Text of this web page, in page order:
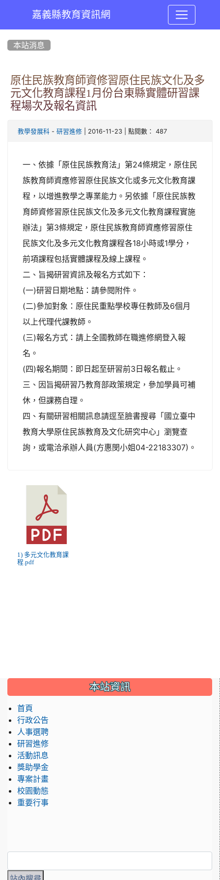
嘉義縣教育資訊網
本站消息
原住民族教育師資修習原住民族文化及多
元文化教育課程1月份台東縣實體研習課
程場次及報名資訊
教學發展科 - 研習進修 | 2016-11-23 | 點閱數： 487
一、依據「原住民族教育法」第24條規定，原住民
族教育師資應修習原住民族文化或多元文化教育課
程，以增進教學之專業能力。另依據「原住民族教
育師資修習原住民族文化及多元文化教育課程實施
辦法」第3條規定，原住民族教育師資應修習原住
民族文化及多元文化教育課程各18小時或1學分，
前項課程包括實體課程及線上課程。
二、旨揭研習資訊及報名方式如下：
(一)研習日期地點：請參閱附件。
(二)參加對象：原住民重點學校專任教師及6個月
以上代理代課教師。
(三)報名方式：請上全國教師在職進修網登入報
名。
(四)報名期間：即日起至研習前3日報名截止。
三、因旨揭研習乃教育部政策規定，參加學員可補
休，但課務自理。
四、有關研習相關訊息請逕至臉書搜尋「國立臺中
教育大學原住民族教育及文化研究中心」瀏覽查
詢，或電洽承辦人員(方惠閔小姐04-22183307)。
1) 多元文化教育課
程.pdf
::: 本站資訊
首頁
行政公告
人事選聘
研習進修
活動訊息
獎助學金
專案計畫
校園動態
重要行事